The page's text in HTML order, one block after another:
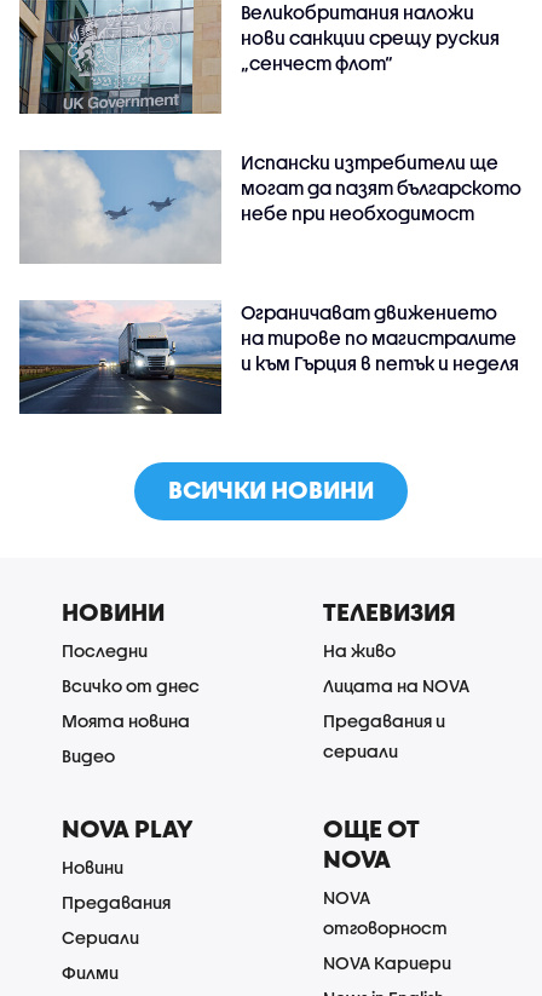
Великобритания наложи
нови санкции срещу руския
„сенчест флот“
Испански изтребители ще
могат да пазят българското
небе при необходимост
Ограничават движението
на тирове по магистралите
и към Гърция в петък и неделя
ВСИЧКИ НОВИНИ
НОВИНИ
Последни
Всичко от днес
Моята новина
Видео
ТЕЛЕВИЗИЯ
На живо
Лицата на NOVA
Предавания и
сериали
NOVA PLAY
Новини
Предавания
Сериали
Филми
ОЩЕ ОТ
NOVA
NOVA
отговорност
NOVA Кариери